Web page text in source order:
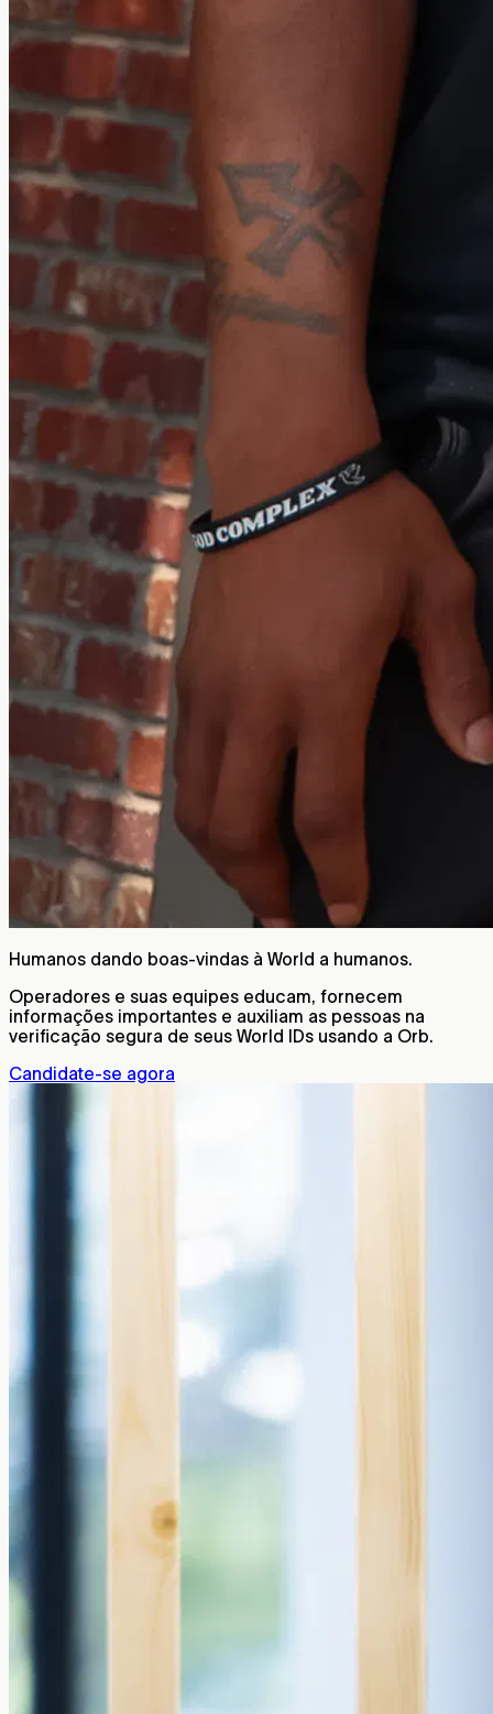
Humanos dando boas-vindas à World a humanos.
Operadores e suas equipes educam, fornecem
informações importantes e auxiliam as pessoas na
verificação segura de seus World IDs usando a Orb.
Candidate-se agora